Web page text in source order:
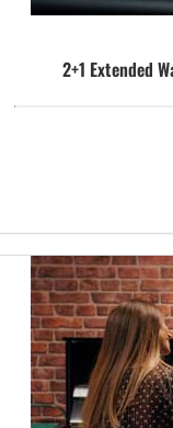
2+1 Extended